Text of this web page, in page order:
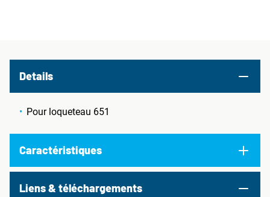
Details
Pour loqueteau 651
Caractéristiques
Liens & téléchargements